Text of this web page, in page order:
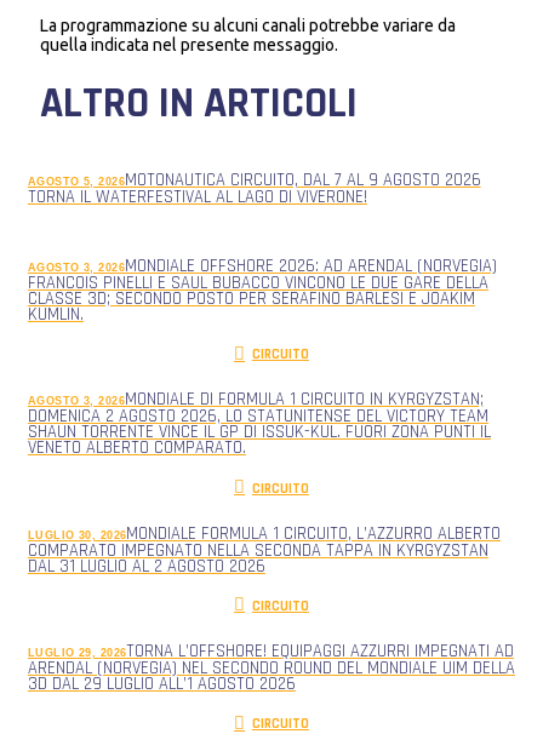
La programmazione su alcuni canali potrebbe variare da
quella indicata nel presente messaggio.
ALTRO IN ARTICOLI
AGOSTO 5, 2026MOTONAUTICA CIRCUITO, DAL 7 AL 9 AGOSTO 2026
TORNA IL WATERFESTIVAL AL LAGO DI VIVERONE!
AGOSTO 3, 2026MONDIALE OFFSHORE 2026: AD ARENDAL (NORVEGIA)
FRANCOIS PINELLI E SAUL BUBACCO VINCONO LE DUE GARE DELLA
CLASSE 3D; SECONDO POSTO PER SERAFINO BARLESI E JOAKIM
KUMLIN.
CIRCUITO
AGOSTO 3, 2026MONDIALE DI FORMULA 1 CIRCUITO IN KYRGYZSTAN;
DOMENICA 2 AGOSTO 2026, LO STATUNITENSE DEL VICTORY TEAM
SHAUN TORRENTE VINCE IL GP DI ISSUK-KUL. FUORI ZONA PUNTI IL
VENETO ALBERTO COMPARATO.
CIRCUITO
LUGLIO 30, 2026MONDIALE FORMULA 1 CIRCUITO, L’AZZURRO ALBERTO
COMPARATO IMPEGNATO NELLA SECONDA TAPPA IN KYRGYZSTAN
DAL 31 LUGLIO AL 2 AGOSTO 2026
CIRCUITO
LUGLIO 29, 2026TORNA L’OFFSHORE! EQUIPAGGI AZZURRI IMPEGNATI AD
ARENDAL (NORVEGIA) NEL SECONDO ROUND DEL MONDIALE UIM DELLA
3D DAL 29 LUGLIO ALL’1 AGOSTO 2026
CIRCUITO